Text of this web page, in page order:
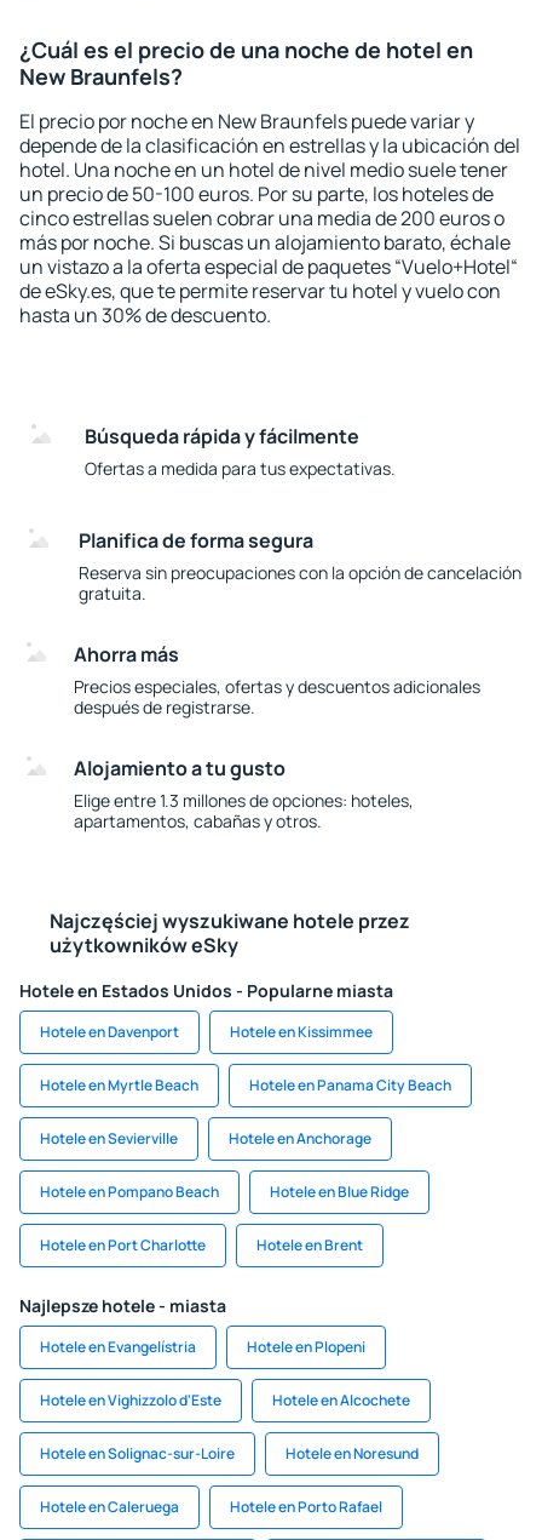
¿Cuál es el precio de una noche de hotel en
New Braunfels?
El precio por noche en New Braunfels puede variar y
depende de la clasificación en estrellas y la ubicación del
hotel. Una noche en un hotel de nivel medio suele tener
un precio de 50-100 euros. Por su parte, los hoteles de
cinco estrellas suelen cobrar una media de 200 euros o
más por noche. Si buscas un alojamiento barato, échale
un vistazo a la oferta especial de paquetes “Vuelo+Hotel“
de eSky.es, que te permite reservar tu hotel y vuelo con
hasta un 30% de descuento.
Búsqueda rápida y fácilmente
Ofertas a medida para tus expectativas.
Planifica de forma segura
Reserva sin preocupaciones con la opción de cancelación
gratuita.
Ahorra más
Precios especiales, ofertas y descuentos adicionales
después de registrarse.
Alojamiento a tu gusto
Elige entre 1.3 millones de opciones: hoteles,
apartamentos, cabañas y otros.
Najczęściej wyszukiwane hotele przez
użytkowników eSky
Hotele en Estados Unidos - Popularne miasta
Hotele en Davenport Hotele en Kissimmee
Hotele en Myrtle Beach Hotele en Panama City Beach
Hotele en Sevierville Hotele en Anchorage
Hotele en Pompano Beach Hotele en Blue Ridge
Hotele en Port Charlotte Hotele en Brent
Najlepsze hotele - miasta
Hotele en Evangelístria Hotele en Plopeni
Hotele en Vighizzolo d'Este Hotele en Alcochete
Hotele en Solignac-sur-Loire Hotele en Noresund
Hotele en Caleruega Hotele en Porto Rafael